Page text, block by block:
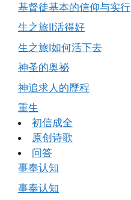
基督徒基本的信仰与实行
生之旅Ⅱ活得好
生之旅Ⅰ如何活下去
神圣的奥祕
神追求人的歷程
重生
初信成全
原创诗歌
问答
事奉认知
事奉认知